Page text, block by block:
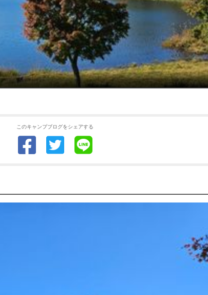
このキャンプブログをシェアする